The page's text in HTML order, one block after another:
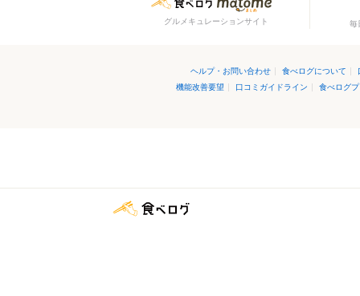
グルメキュレーションサイト 毎
ヘルプ・お問い合わせ | 食べログについて |
機能改善要望 | 口コミガイドライン | 食べログ